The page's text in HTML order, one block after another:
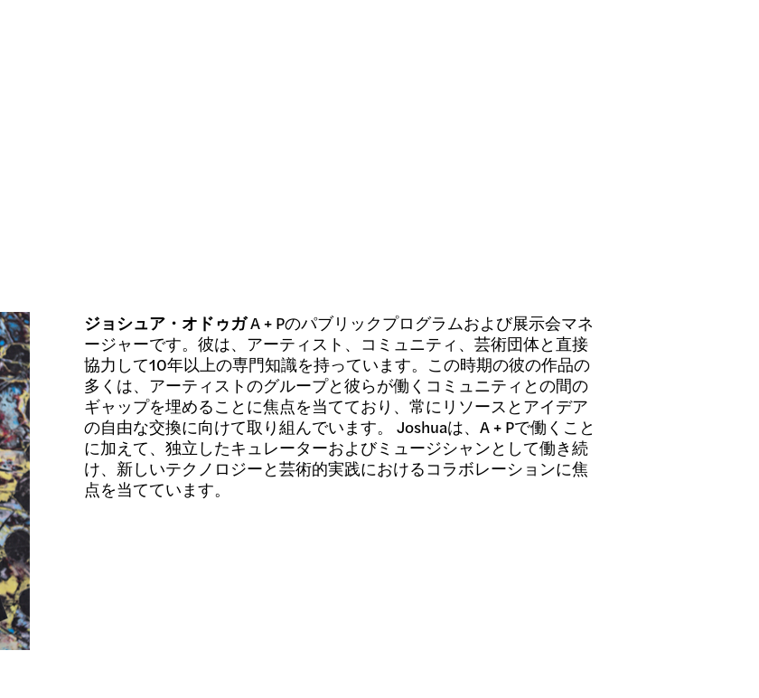
ジョシュア・オドゥガA + Pのパブリックプログラムおよび展示会マネ
ージャーです。彼は、アーティスト、コミュニティ、芸術団体と直接
協力して10年以上の専門知識を持っています。この時期の彼の作品の
多くは、アーティストのグループと彼らが働くコミュニティとの間の
ギャップを埋めることに焦点を当てており、常にリソースとアイデア
の自由な交換に向けて取り組んでいます。 Joshuaは、A + Pで働くこと
に加えて、独立したキュレーターおよびミュージシャンとして働き続
け、新しいテクノロジーと芸術的実践におけるコラボレーションに焦
点を当てています。